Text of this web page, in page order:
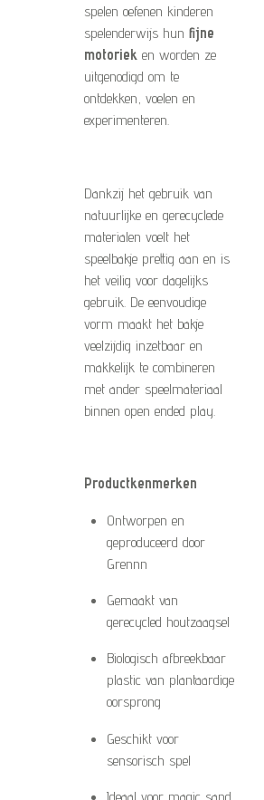
spelen oefenen kinderen
spelenderwijs hun fijne
motoriek en worden ze
uitgenodigd om te
ontdekken, voelen en
experimenteren.
Dankzij het gebruik van
natuurlijke en gerecyclede
materialen voelt het
speelbakje prettig aan en is
het veilig voor dagelijks
gebruik. De eenvoudige
vorm maakt het bakje
veelzijdig inzetbaar en
makkelijk te combineren
met ander speelmateriaal
binnen open ended play.
Productkenmerken
Ontworpen en
geproduceerd door
Grennn
Gemaakt van
gerecycled houtzaagsel
Biologisch afbreekbaar
plastic van plantaardige
oorsprong
Geschikt voor
sensorisch spel
Ideaal voor magic sand,